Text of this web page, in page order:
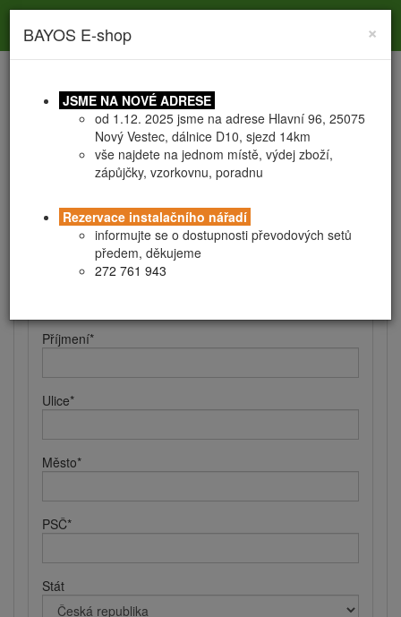
navigation
Registrace
Kontaktní a fakturační údaje
Jméno*
Příjmení*
Ulice*
Město*
PSČ*
Stát
×
BAYOS E-shop
JSME NA NOVÉ ADRESE
od 1.12. 2025 jsme na adrese Hlavní 96, 25075
Nový Vestec, dálnice D10, sjezd 14km
vše najdete na jednom místě, výdej zboží,
zápůjčky, vzorkovnu, poradnu
Rezervace instalačního nářadí
informujte se o dostupnosti převodových setů
předem, děkujeme
272 761 943